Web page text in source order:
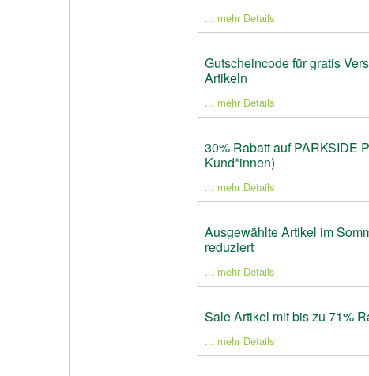
... mehr Details
Gutscheincode für gratis
Artikeln
... mehr Details
30% Rabatt auf PARKSIDE
Kund*innen)
... mehr Details
Ausgewählte Artikel im
reduziert
... mehr Details
Sale Artikel mit bis zu 71%
... mehr Details